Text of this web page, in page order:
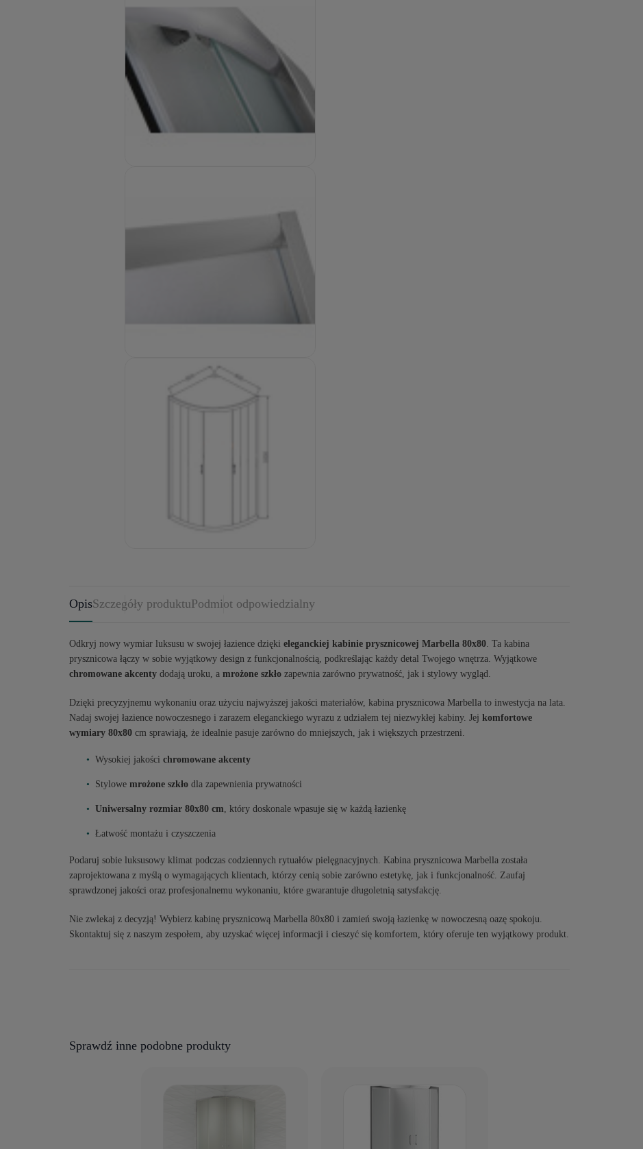
OpisSzczegóły produktuPodmiot odpowiedzialny
Odkryj nowy wymiar luksusu w swojej łazience dzięki eleganckiej kabinie prysznicowej Marbella 80x80. Ta kabina
prysznicowa łączy w sobie wyjątkowy design z funkcjonalnością, podkreślając każdy detal Twojego wnętrza. Wyjątkowe
chromowane akcentydodają uroku, a mrożone szkłozapewnia zarówno prywatność, jak i stylowy wygląd.
Dzięki precyzyjnemu wykonaniu oraz użyciu najwyższej jakości materiałów, kabina prysznicowa Marbella to inwestycja na lata.
Nadaj swojej łazience nowoczesnego i zarazem eleganckiego wyrazu z udziałem tej niezwykłej kabiny. Jej komfortowe
wymiary 80x80cm sprawiają, że idealnie pasuje zarówno do mniejszych, jak i większych przestrzeni.
Wysokiej jakości chromowane akcenty
Stylowe mrożone szkłodla zapewnienia prywatności
Uniwersalny rozmiar 80x80 cm , który doskonale wpasuje się w każdą łazienkę
Łatwość montażu i czyszczenia
Podaruj sobie luksusowy klimat podczas codziennych rytuałów pielęgnacyjnych. Kabina prysznicowa Marbella została
zaprojektowana z myślą o wymagających klientach, którzy cenią sobie zarówno estetykę, jak i funkcjonalność. Zaufaj
sprawdzonej jakości oraz profesjonalnemu wykonaniu, które gwarantuje długoletnią satysfakcję.
Nie zwlekaj z decyzją! Wybierz kabinę prysznicową Marbella 80x80 i zamień swoją łazienkę w nowoczesną oazę spokoju.
Skontaktuj się z naszym zespołem, aby uzyskać więcej informacji i cieszyć się komfortem, który oferuje ten wyjątkowy produkt.
Sprawdź inne podobne produkty